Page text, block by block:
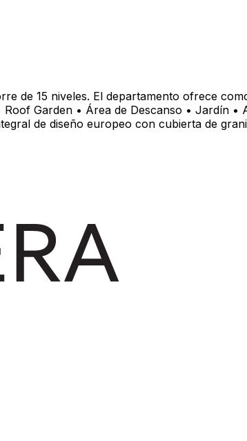
de 15 niveles. El departamento ofrece
Garden • Área de Descanso • Jardín •
de diseño europeo con cubierta de